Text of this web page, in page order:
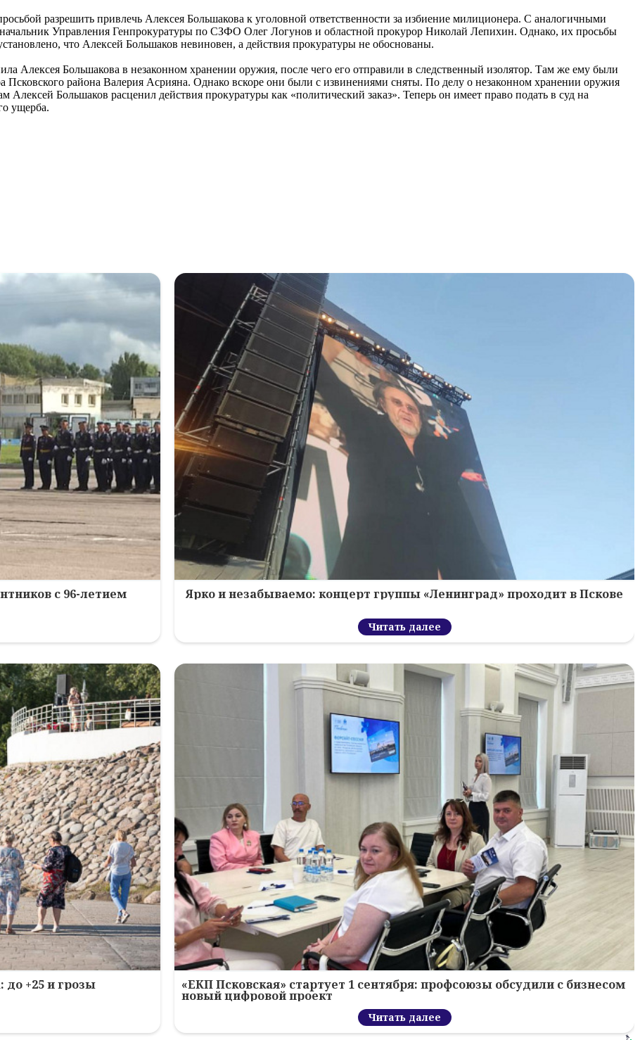
разрешить привлечь Алексея Большакова к уголовной ответственности за избиение милиционера. С аналогичными
Управления Генпрокуратуры по СЗФО Олег Логунов и областной прокурор Николай Лепихин. Однако, их просьбы
что Алексей Большаков невиновен, а действия прокуратуры не обоснованы.
Алексея Большакова в незаконном хранении оружия, после чего его отправили в следственный изолятор. Там же ему были
Псковского района Валерия Асрияна. Однако вскоре они были с извинениями сняты. По делу о незаконном хранении оружия
Большаков расценил действия прокуратуры как «политический заказ». Теперь он имеет право подать в суд на
ущерба.
с 96-летием Ярко и незабываемо: концерт группы «Ленинград» проходит в Пскове
Читать далее
до +25 и грозы «ЕКП Псковская» стартует 1 сентября: профсоюзы обсудили с бизнесом
новый цифровой проект
Читать далее